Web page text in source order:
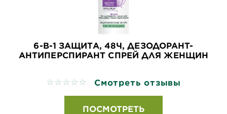
6-В-1 ЗАЩИТА, 48Ч, ДЕЗОДОРАНТ-
АНТИПЕРСПИРАНТ СПРЕЙ ДЛЯ ЖЕНЩИН
No reviews Смотреть отзывы
ПОСМОТРЕТЬ